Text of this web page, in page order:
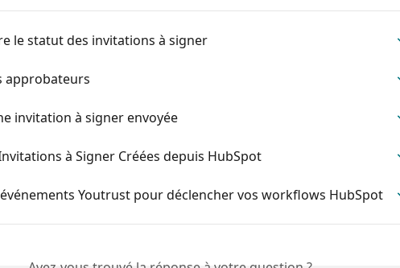
le statut des invitations à signer
approbateurs
invitation à signer envoyée
à Signer Créées depuis HubSpot
Youtrust pour déclencher vos workflows HubSpot